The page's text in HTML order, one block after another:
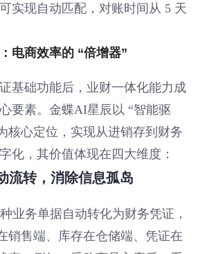
实现自动匹配，对账时间从 5 天
电商效率的 “倍增器”
基础功能后，业财一体化能力成
要素。金蝶AI星辰以 “智能驱
核心定位，实现从进销存到财务
化，其价值体现在四大维度：
流转，消除信息孤岛
业务单据自动转化为财务凭证，
销售端、库存在仓储端、凭证在